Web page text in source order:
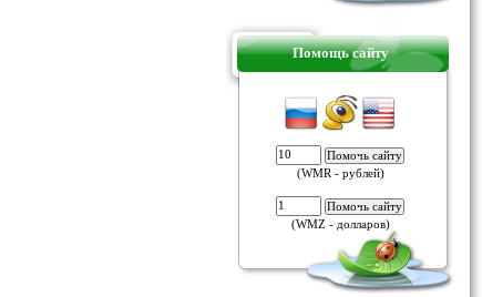
Помощь сайту
(WMR - рублей)
(WMZ - долларов)